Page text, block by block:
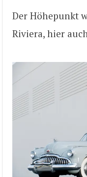
Der Höhepunkt
Riviera, hier